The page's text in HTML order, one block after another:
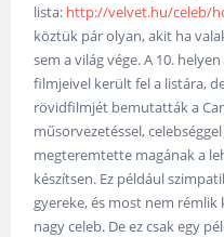
lista: http://velvet.hu/celeb/
köztük pár olyan, akit ha
sem a világ vége. A 10.
filmjeivel került fel a listára,
rövidfilmjét bemutatták a
műsorvezetéssel,
megteremtette magának a
készítsen. Ez például
gyereke, és most nem
nagy celeb. De ez csak egy